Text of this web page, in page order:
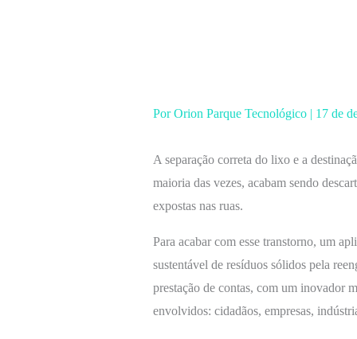
PorOrion Parque Tecnológico | 17 de
A separação correta do lixo e a
maioria das vezes, acabam sendo
expostas nas ruas.
Para acabar com esse transtorno, um
sustentável de resíduos sólidos pela
prestação de contas, com um inovador
envolvidos: cidadãos, empresas,